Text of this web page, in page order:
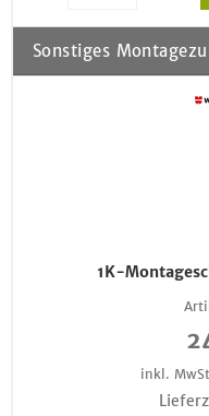
Sonstiges
1K-
inkl.